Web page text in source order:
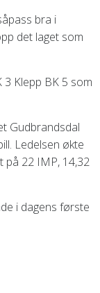
bra i
det laget som
Klepp BK 5 som
Gudbrandsdal
Ledelsen økte
på 22 IMP, 14,32
i dagens første